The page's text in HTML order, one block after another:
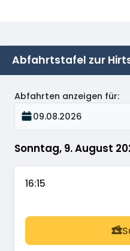
Abfahrtstafel zur
Sonntag, 9. August
Abfahrten anzeigen für:
09.08.2026
16:15